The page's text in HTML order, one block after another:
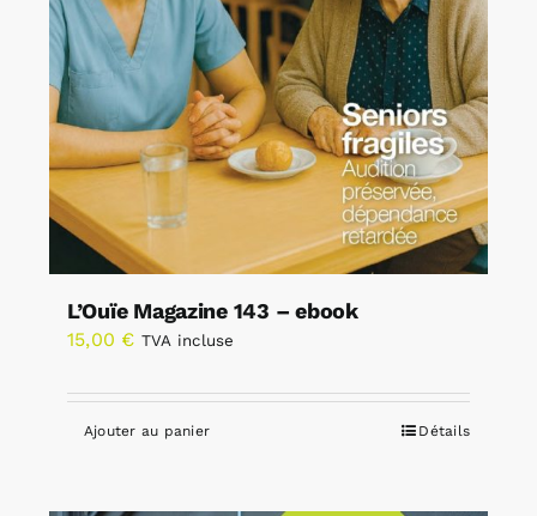
L’Ouïe Magazine 143 – ebook
15,00 € TVA incluse
Ajouter au panier Détails